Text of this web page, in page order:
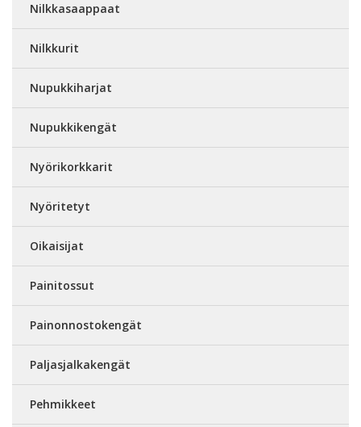
Nilkkasaappaat
Nilkkurit
Nupukkiharjat
Nupukkikengät
Nyörikorkkarit
Nyöritetyt
Oikaisijat
Painitossut
Painonnostokengät
Paljasjalkakengät
Pehmikkeet